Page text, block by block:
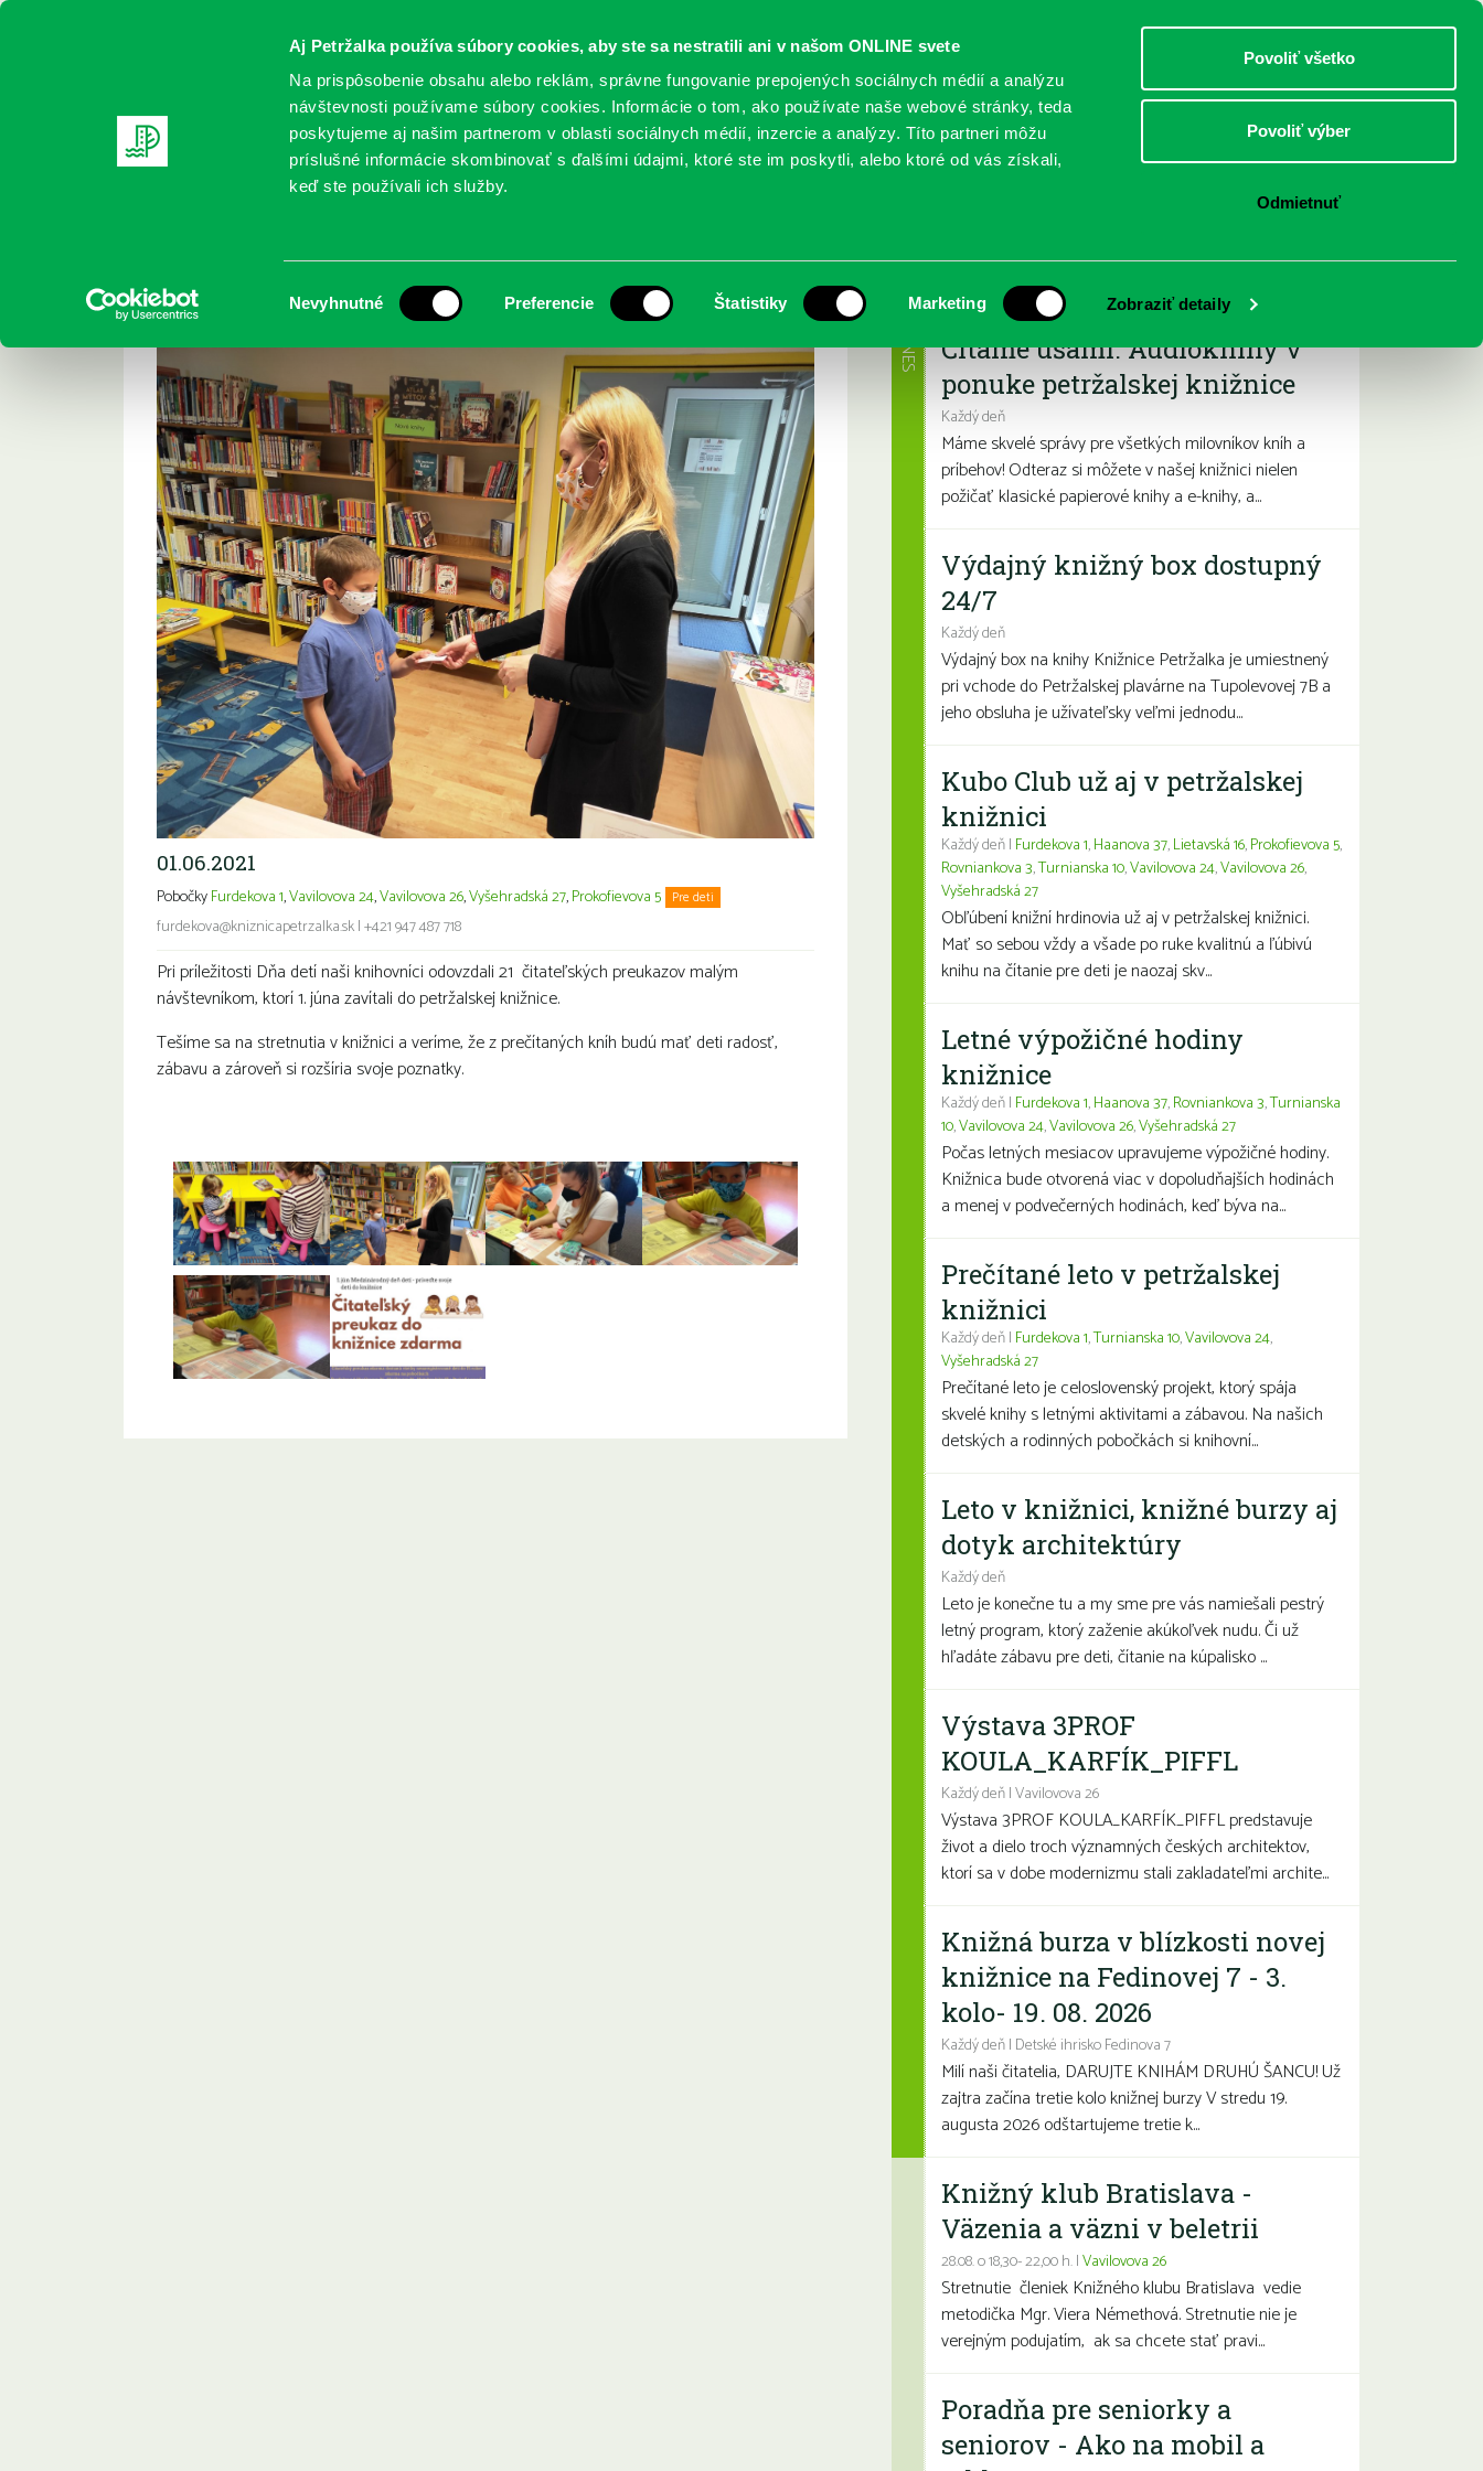
Aj Petržalka používa súbory cookies, aby ste sa nestratili ani v našom ONLINE svete
Na prispôsobenie obsahu alebo reklám, správne fungovanie prepojených sociálnych médií a analýzu
návštevnosti používame súbory cookies. Informácie o tom, ako používate naše webové stránky, teda
poskytujeme aj našim partnerom v oblasti sociálnych médií, inzercie a analýzy. Títo partneri môžu
príslušné informácie skombinovať s ďalšími údajmi, ktoré ste im poskytli, alebo ktoré od vás získali,
keď ste používali ich služby.
súhlasu
Nevyhnutné Preferencie Štatistiky Marketing Zobraziť detaily
Povoliť všetko
Povoliť výber
Odmietnuť
DOSPELÍ
REGISTRUJTE SA ONLINE KATALÓGY SLUŽBY PODUJATIA POBOČKY O KNIŽNICI
Deň detí – čitateľský preukaz zdarma
01.06.2021
PobočkyFurdekova 1,Vavilovova 24,Vavilovova 26,Vyšehradská 27,Prokofievova 5 Pre deti
furdekova@kniznicapetrzalka.sk|+421 947 487 718
Pri príležitosti Dňa detí naši knihovníci odovzdali 21 čitateľských preukazov malým
návštevníkom, ktorí 1. júna zavítali do petržalskej knižnice.
Tešíme sa na stretnutia v knižnici a veríme, že z prečítaných kníh budú mať deti radosť,
zábavu a zároveň si rozšíria svoje poznatky.
Najbližšie podujatia
Čítame ušami. Audioknihy v
ponuke petržalskej knižnice
Každý deň
Máme skvelé správy pre všetkých milovníkov kníh a
príbehov! Odteraz si môžete v našej knižnici nielen
požičať klasické papierové knihy a e-knihy, a...
DNES
Výdajný knižný box dostupný
24/7
Každý deň
Výdajný box na knihy Knižnice Petržalka je umiestnený
pri vchode do Petržalskej plavárne na Tupolevovej 7B a
jeho obsluha je užívateľsky veľmi jednodu...
Kubo Club už aj v petržalskej
knižnici
Každý deň | Furdekova 1,Haanova 37,Lietavská 16,Prokofievova 5,
Rovniankova 3,Turnianska 10,Vavilovova 24,Vavilovova 26,
Vyšehradská 27
Obľúbení knižní hrdinovia už aj v petržalskej knižnici.
Mať so sebou vždy a všade po ruke kvalitnú a ľúbivú
knihu na čítanie pre deti je naozaj skv...
Letné výpožičné hodiny
knižnice
Každý deň | Furdekova 1,Haanova 37,Rovniankova 3,Turnianska
10,Vavilovova 24,Vavilovova 26,Vyšehradská 27
Počas letných mesiacov upravujeme výpožičné hodiny.
Knižnica bude otvorená viac v dopoludňajších hodinách
a menej v podvečerných hodinách, keď býva na...
Prečítané leto v petržalskej
knižnici
Každý deň | Furdekova 1,Turnianska 10,Vavilovova 24,
Vyšehradská 27
Prečítané leto je celoslovenský projekt, ktorý spája
skvelé knihy s letnými aktivitami a zábavou. Na našich
detských a rodinných pobočkách si knihovní...
Leto v knižnici, knižné burzy aj
dotyk architektúry
Každý deň
Leto je konečne tu a my sme pre vás namiešali pestrý
letný program, ktorý zaženie akúkoľvek nudu. Či už
hľadáte zábavu pre deti, čítanie na kúpalisko ...
Výstava 3PROF
KOULA_KARFÍK_PIFFL
Každý deň | Vavilovova 26
Výstava 3PROF KOULA_KARFÍK_PIFFL predstavuje
život a dielo troch významných českých architektov,
ktorí sa v dobe modernizmu stali zakladateľmi archite...
Knižná burza v blízkosti novej
knižnice na Fedinovej 7 - 3.
kolo- 19. 08. 2026
Každý deň | Detské ihrisko Fedinova 7
Milí naši čitatelia, DARUJTE KNIHÁM DRUHÚ ŠANCU! Už
zajtra začína tretie kolo knižnej burzy V stredu 19.
augusta 2026 odštartujeme tretie k...
Knižný klub Bratislava -
Väzenia a väzni v beletrii
28.08. o 18,30- 22,00 h. |Vavilovova 26
Stretnutie členiek Knižného klubu Bratislava vedie
metodička Mgr. Viera Némethová. Stretnutie nie je
verejným podujatím, ak sa chcete stať pravi...
Poradňa pre seniorky a
seniorov - Ako na mobil a